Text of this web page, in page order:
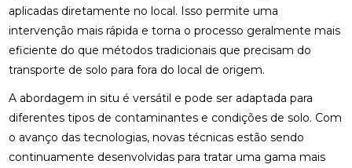
aplicadas diretamente no local. Isso permite uma
intervenção mais rápida e torna o processo geralmente mais
eficiente do que métodos tradicionais que precisam do
transporte de solo para fora do local de origem.
A abordagem in situ é versátil e pode ser adaptada para
diferentes tipos de contaminantes e condições de solo. Com
o avanço das tecnologias, novas técnicas estão sendo
continuamente desenvolvidas para tratar uma gama mais